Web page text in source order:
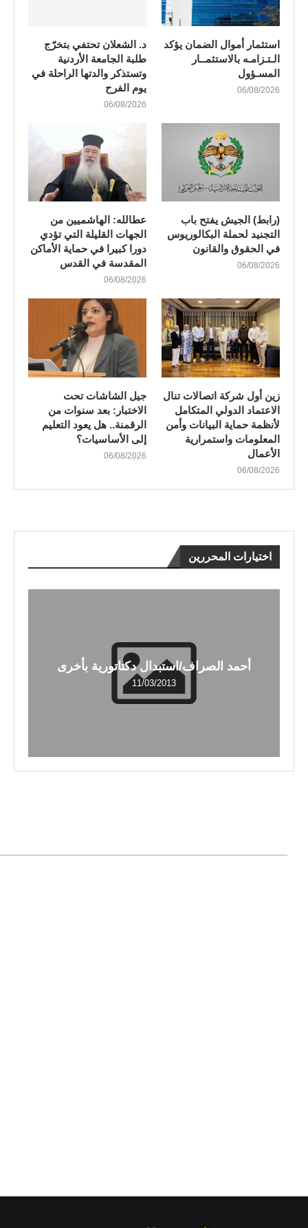
استثمار أموال الضمان يؤكد
الـتـزامـه بالاستثمــار
المسـؤول
06/08/2026
د. الشعلان تحتفي بتخرّج
طلبة الجامعة الأردنية
وتستذكر والدتها الراحلة في
يوم الفرح
06/08/2026
(رابط) الجيش يفتح باب
التجنيد لحملة البكالوريوس
في الحقوق والقانون
06/08/2026
عطالله: الهاشميين من
الجهات القليلة التي تؤدي
دورا كبيرا في حماية الأماكن
المقدسة في القدس
06/08/2026
زين أول شركة اتصالات تنال
الاعتماد الدولي المتكامل
لأنظمة حماية البيانات وأمن
المعلومات واستمرارية
الأعمال
06/08/2026
جيل الشاشات تحت
الاختبار: بعد سنوات من
الرقمنة.. هل يعود التعليم
إلى الأساسيات؟
06/08/2026
اختيارات المحررين
أحمد الصراف/استبدال دكتاتورية بأخرى
11/03/2013